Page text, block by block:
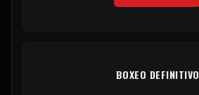
BOXEO DEFINITIVO